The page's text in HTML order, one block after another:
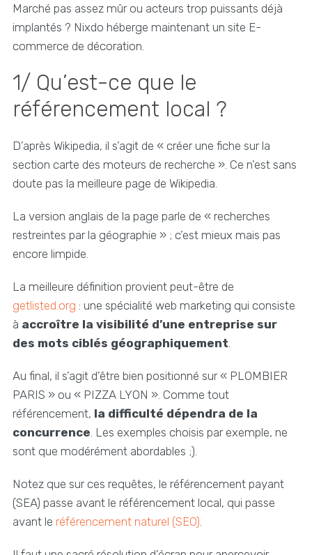
Marché pas assez mûr ou acteurs trop puissants déjà
implantés ? Nixdo héberge maintenant un site E-
commerce de décoration.
1/ Qu’est-ce que le
référencement local ?
D’après Wikipedia, il s’agit de « créer une fiche sur la
section carte des moteurs de recherche ». Ce n’est sans
doute pas la meilleure page de Wikipedia.
La version anglais de la page parle de « recherches
restreintes par la géographie » ; c’est mieux mais pas
encore limpide.
La meilleure définition provient peut-être de
getlisted.org : une spécialité web marketing qui consiste
à accroître la visibilité d’une entreprise sur
des mots ciblés géographiquement
Au final, il s’agit d’être bien positionné sur « PLOMBIER
PARIS » ou « PIZZA LYON ». Comme tout
référencement, la difficulté dépendra de la
concurrence . Les exemples choisis par exemple, ne
sont que modérément abordables ;).
Notez que sur ces requêtes, le référencement payant
(SEA) passe avant le référencement local, qui passe
avant le référencement naturel (SEO)